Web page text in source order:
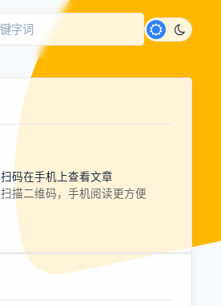
扫码在手机上查看文章
扫描二维码，手机阅读更方便